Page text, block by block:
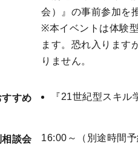
会）』の事前参加を
※本イベントは体験
ます。恐れ入ります
りません。
すめ 『21世紀型スキ
相談会 16:00～（別途時間予